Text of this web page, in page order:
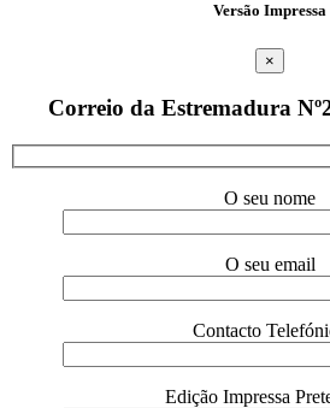
Versão Impressa
×
Correio da Estremadura
O seu nome
O seu email
Contacto
Edição Impressa